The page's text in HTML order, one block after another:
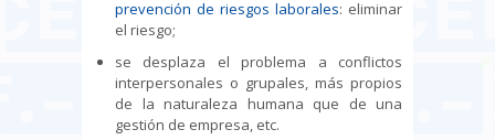
prevención de riesgos laborales: eliminar
el riesgo;
se desplaza el problema a conflictos
interpersonales o grupales, más propios
de la naturaleza humana que de una
gestión de empresa, etc.